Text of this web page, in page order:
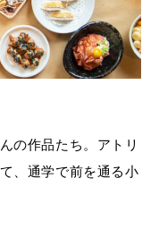
の作品たち。アトリ
、通学で前を通る小